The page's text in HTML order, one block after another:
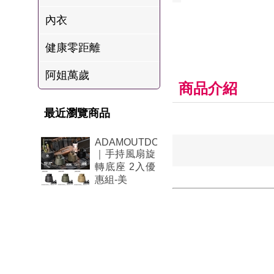
八兩排烤肉組
內衣
健康零距離
阿姐萬歲
最近瀏覽商品
ADAMOUTDOOR
｜手持風扇旋
轉底座 2入優
惠組-美
商品介紹